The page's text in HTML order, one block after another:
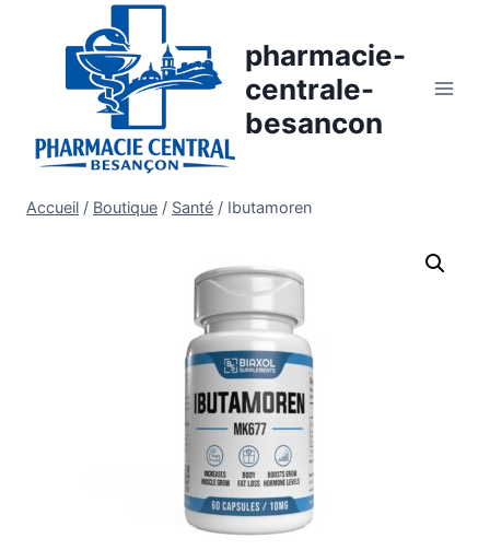
pharmacie-
centrale-
besancon
Accueil / Boutique / Santé / Ibutamoren